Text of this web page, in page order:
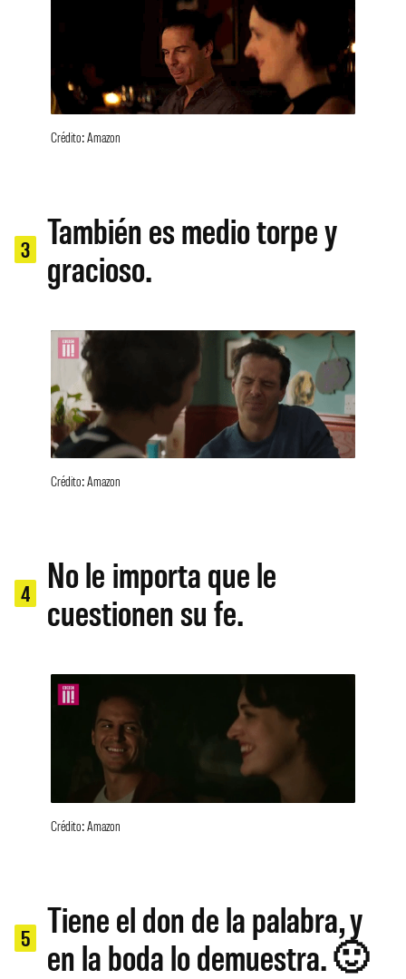
Crédito: Amazon
3
También es medio torpe y
gracioso.
Crédito: Amazon
4
No le importa que le
cuestionen su fe.
Crédito: Amazon
5
Tiene el don de la palabra, y
en la boda lo demuestra. 🙂